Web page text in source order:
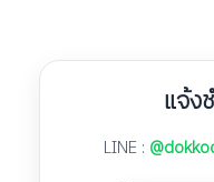
แจ้ง
LINE :